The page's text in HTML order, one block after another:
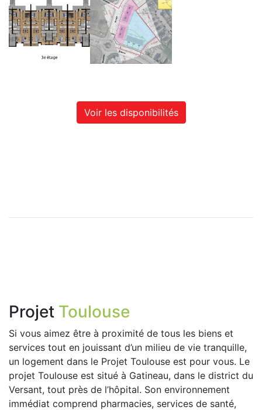
Voir les disponibilités
Projet Toulouse
Si vous aimez être à proximité de tous les biens et
services tout en jouissant d’un milieu de vie tranquille,
un logement dans le Projet Toulouse est pour vous. Le
projet Toulouse est situé à Gatineau, dans le district du
Versant, tout près de l’hôpital. Son environnement
immédiat comprend pharmacies, services de santé,